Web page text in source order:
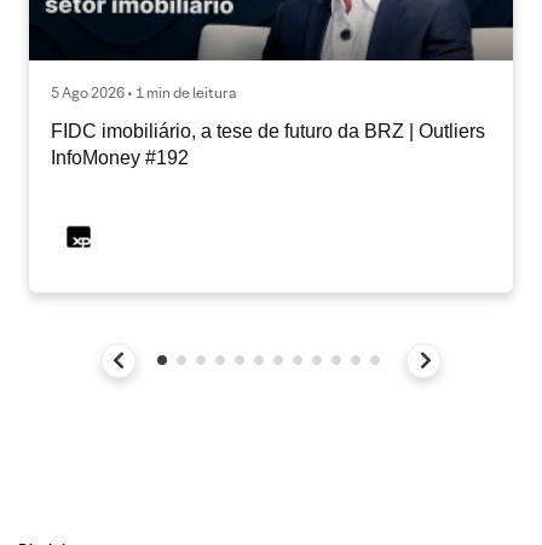
5 Ago 2026 • 1 min de leitura
FIDC imobiliário, a tese de futuro da BRZ | Outliers
InfoMoney #192